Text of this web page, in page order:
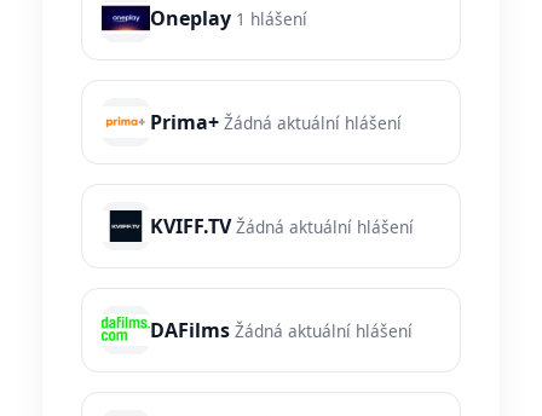
Oneplay 1 hlášení
Prima+ Žádná aktuální hlášení
KVIFF.TV Žádná aktuální hlášení
DAFilms Žádná aktuální hlášení